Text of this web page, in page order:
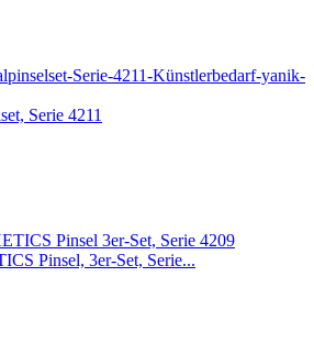
Serie 4211
Pinsel, 3er-Set, Serie...